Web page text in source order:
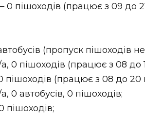
0 пішоходів (працює з 09 до
(пропуск пішоходів
а, 0 пішоходів (працює з 08 до
пішоходів (працює з 08 до 20
0 автобусів, 0 пішоходів;
пішоходів;